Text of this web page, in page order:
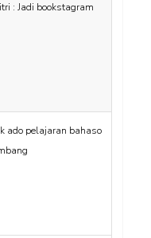
: Jadi bookstagram
ado pelajaran bahaso